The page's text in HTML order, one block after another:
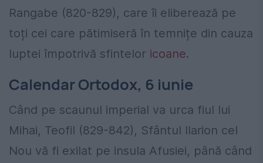
Rangabe (820-829), care îi eliberează pe
toți cei care pătimiseră în temnițe din cauza
luptei împotrivă sfintelor icoane.
Calendar Ortodox, 6 iunie
Când pe scaunul imperial va urca fiul lui
Mihai, Teofil (829-842), Sfântul Ilarion cel
Nou vă fi exilat pe insula Afusiei, până când